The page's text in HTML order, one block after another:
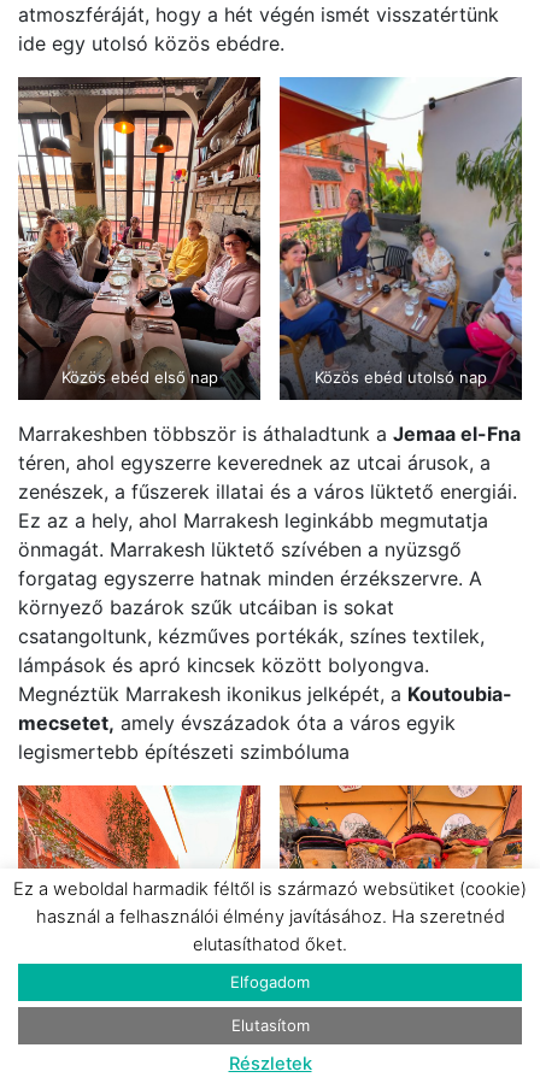
atmoszféráját, hogy a hét végén ismét visszatértünk
ide egy utolsó közös ebédre.
Közös ebéd első nap Közös ebéd utolsó nap
Marrakeshben többször is áthaladtunk a Jemaa el-Fna
téren, ahol egyszerre keverednek az utcai árusok, a
zenészek, a fűszerek illatai és a város lüktető energiái.
Ez az a hely, ahol Marrakesh leginkább megmutatja
önmagát. Marrakesh lüktető szívében a nyüzsgő
forgatag egyszerre hatnak minden érzékszervre. A
környező bazárok szűk utcáiban is sokat
csatangoltunk, kézműves portékák, színes textilek,
lámpások és apró kincsek között bolyongva.
Megnéztük Marrakesh ikonikus jelképét, a Koutoubia-
mecsetet, amely évszázadok óta a város egyik
legismertebb építészeti szimbóluma
Ez a weboldal harmadik féltől is származó websütiket (cookie)
használ a felhasználói élmény javításához. Ha szeretnéd
elutasíthatod őket.
Elfogadom
Elutasítom
Részletek